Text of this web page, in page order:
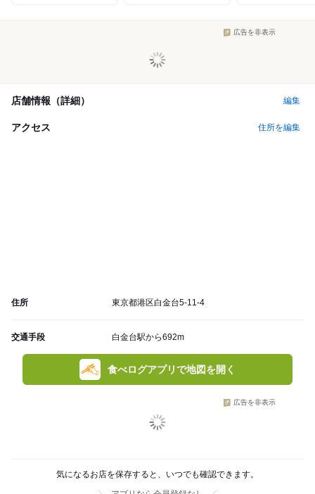
広告を非表示
店舗情報（詳細） 編集
アクセス 住所を編集
住所 東京都港区白金台5-11-4
交通手段 白金台駅から692m
食べログアプリで地図を開く
広告を非表示
気になるお店を保存すると、いつでも確認できます。